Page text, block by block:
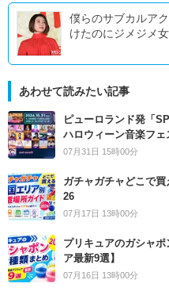
僕らのサブカルア
けたのにジメジメ
あわせて読みたい記事
ピューロランド発「
ハロウィーン音楽フェ
07月31日 15時00分
ガチャガチャどこで
26
07月17日 13時00分
プリキュアのガシャ
ア最新9選】
07月16日 13時00分